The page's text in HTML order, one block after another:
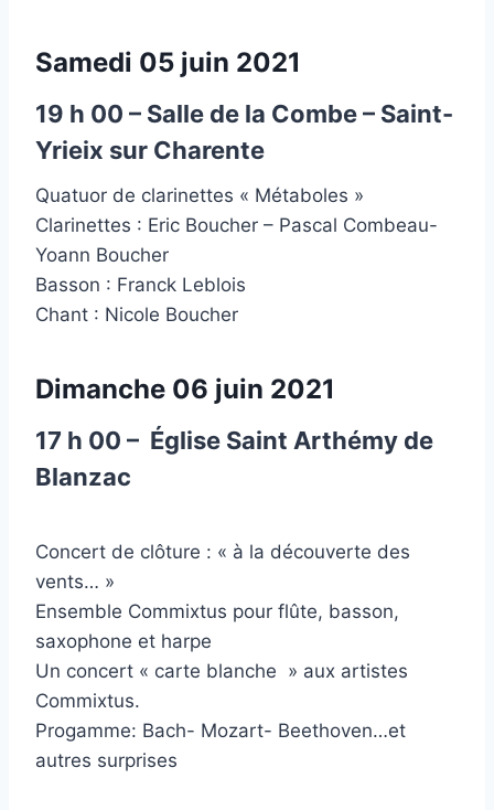
Samedi 05 juin 2021
19 h 00 – Salle de la Combe – Saint-
Yrieix sur Charente
Quatuor de clarinettes « Métaboles »
Clarinettes : Eric Boucher – Pascal Combeau-
Yoann Boucher
Basson : Franck Leblois
Chant : Nicole Boucher
Dimanche 06 juin 2021
17 h 00 – Église Saint Arthémy de
Blanzac
Concert de clôture : « à la découverte des
vents… »
Ensemble Commixtus pour flûte, basson,
saxophone et harpe
Un concert « carte blanche » aux artistes
Commixtus.
Progamme: Bach- Mozart- Beethoven…et
autres surprises